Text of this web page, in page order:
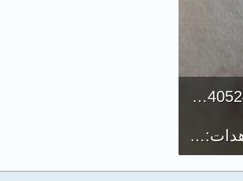
IMG_20240524_153012.jpg
3 MB · المشاهدات: 1,686